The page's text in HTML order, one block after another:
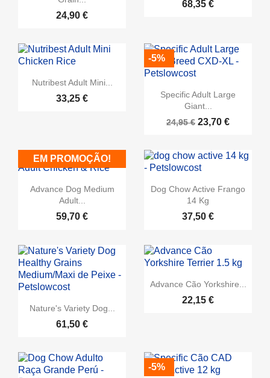
24,90 €
68,35 €
Nutribest Adult Mini...
33,25 €
Specific Adult Large
Giant...
24,95 € 23,70 €
-5%
Advance Dog Medium
Adult...
59,70 €
EM PROMOÇÃO!
Dog Chow Active Frango
14 Kg
37,50 €
Nature's Variety Dog...
61,50 €
Advance Cão Yorkshire...
22,15 €
-5%